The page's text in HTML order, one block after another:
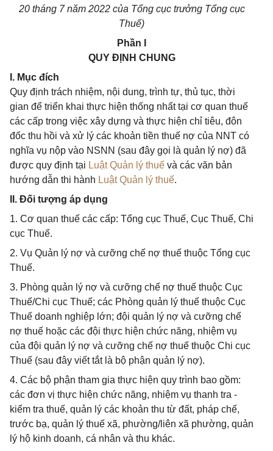
20 tháng 7 năm 2022 của Tổng cục trưởng Tổng cục
Thuế)
Phần I
QUY ĐỊNH CHUNG
I. Mục đích
Quy định trách nhiệm, nội dung, trình tự, thủ tục, thời
gian để triển khai thực hiện thống nhất tại cơ quan thuế
các cấp trong việc xây dựng và thực hiện chỉ tiêu, đôn
đốc thu hồi và xử lý các khoản tiền thuế nợ của NNT có
nghĩa vụ nộp vào NSNN (sau đây gọi là quản lý nợ) đã
được quy định tại Luật Quản lý thuế và các văn bản
hướng dẫn thi hành Luật Quản lý thuế.
II. Đối tượng áp dụng
1. Cơ quan thuế các cấp: Tổng cục Thuế, Cục Thuế, Chi
cục Thuế.
2. Vụ Quản lý nợ và cưỡng chế nợ thuế thuộc Tổng cục
Thuế.
3. Phòng quản lý nợ và cưỡng chế nợ thuế thuộc Cục
Thuế/Chi cục Thuế; các Phòng quản lý thuế thuộc Cục
Thuế doanh nghiệp lớn; đội quản lý nợ và cưỡng chế
nợ thuế hoặc các đội thực hiện chức năng, nhiệm vụ
của đội quản lý nợ và cưỡng chế nợ thuế thuộc Chi cục
Thuế (sau đây viết tắt là bộ phận quản lý nợ).
4. Các bộ phận tham gia thực hiện quy trình bao gồm:
các đơn vị thực hiện chức năng, nhiệm vụ thanh tra -
kiểm tra thuế, quản lý các khoản thu từ đất, pháp chế,
trước bạ, quản lý thuế xã, phường/liên xã phường, quản
lý hộ kinh doanh, cá nhân và thu khác.